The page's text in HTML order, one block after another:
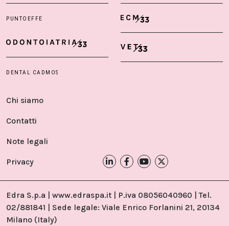
Chi siamo
Contatti
Note legali
Privacy
Edra S.p.a | www.edraspa.it | P.iva 08056040960 | Tel.
02/881841 | Sede legale: Viale Enrico Forlanini 21, 20134
Milano (Italy)